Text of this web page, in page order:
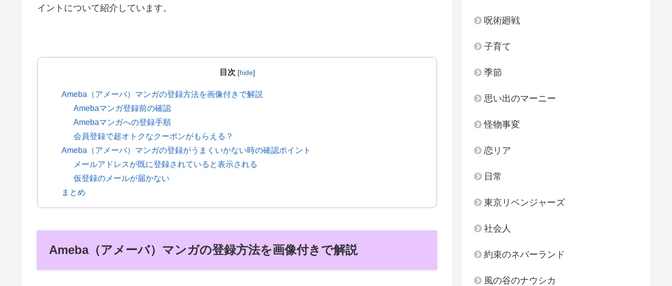
イントについて紹介しています。
目次 [hide]
Ameba（アメーバ）マンガの登録方法を画像付きで解説
Amebaマンガ登録前の確認
Amebaマンガへの登録手順
会員登録で超オトクなクーポンがもらえる？
Ameba（アメーバ）マンガの登録がうまくいかない時の確認ポイント
メールアドレスが既に登録されていると表示される
仮登録のメールが届かない
まとめ
Ameba（アメーバ）マンガの登録方法を画像付きで解説
呪術廻戦
子育て
季節
思い出のマーニー
怪物事変
恋リア
日常
東京リベンジャーズ
社会人
約束のネバーランド
風の谷のナウシカ